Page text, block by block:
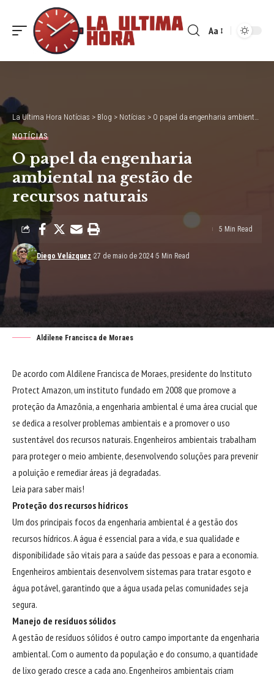
Font
Aa
La Ultima Hora Notícias > Blog > Notícias > O papel da engenharia ambiental na gestão de recursos naturais
NOTÍCIAS
O papel da engenharia
ambiental na gestão de
recursos naturais
Diego Velázquez 27 de maio de 2024 5 Min Read
5 Min Read
Aldilene Francisca de Moraes
De acordo com Aldilene Francisca de Moraes, presidente do Instituto
Protect Amazon, um instituto fundado em 2008 que promove a
proteção da Amazônia, a engenharia ambiental é uma área crucial que
se dedica a resolver problemas ambientais e a promover o uso
sustentável dos recursos naturais. Engenheiros ambientais trabalham
para proteger o meio ambiente, desenvolvendo soluções para prevenir
a poluição e remediar áreas já degradadas.
Leia para saber mais!
Proteção dos recursos hídricos
Um dos principais focos da engenharia ambiental é a gestão dos
recursos hídricos. A água é essencial para a vida, e sua qualidade e
disponibilidade são vitais para a saúde das pessoas e para a economia.
Engenheiros ambientais desenvolvem sistemas para tratar esgoto e
água potável, garantindo que a água usada pelas comunidades seja
segura.
Manejo de resíduos sólidos
A gestão de resíduos sólidos é outro campo importante da engenharia
ambiental. Com o aumento da população e do consumo, a quantidade
de lixo gerado cresce a cada ano. Engenheiros ambientais criam